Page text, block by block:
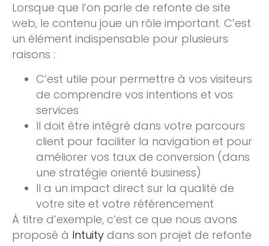
Lorsque que l’on parle de refonte de site
web, le contenu joue un rôle important. C’est
un élément indispensable pour plusieurs
raisons :
C’est utile pour permettre à vos visiteurs
de comprendre vos intentions et vos
services
Il doit être intégré dans votre parcours
client pour faciliter la navigation et pour
améliorer vos taux de conversion (dans
une stratégie orienté business)
Il a un impact direct sur la qualité de
votre site et votre référencement
À titre d’exemple, c’est ce que nous avons
proposé à Intuity dans son projet de refonte